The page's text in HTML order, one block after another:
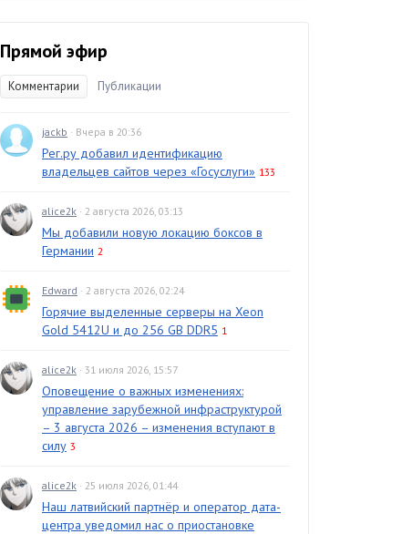
Прямой эфир
Комментарии Публикации
jackb · Вчера в 20:36
Рег.ру добавил идентификацию
владельцев сайтов через «Госуслуги» 133
alice2k · 2 августа 2026, 03:13
Мы добавили новую локацию боксов в
Германии 2
Edward · 2 августа 2026, 02:24
Горячие выделенные серверы на Xeon
Gold 5412U и до 256 GB DDR5 1
alice2k · 31 июля 2026, 15:57
Оповещение о важных изменениях:
управление зарубежной инфраструктурой
– 3 августа 2026 – изменения вступают в
силу 3
alice2k · 25 июля 2026, 01:44
Наш латвийский партнёр и оператор дата-
центра уведомил нас о приостановке